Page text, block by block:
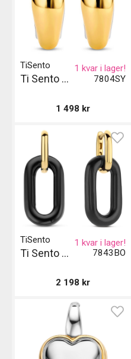
7804SY
TiSento
Ti Sento Milano Örhängen
1 kvar i lager!
1 498 kr
7843BO
TiSento
Ti Sento Milano Örhängen
1 kvar i lager!
2 198 kr